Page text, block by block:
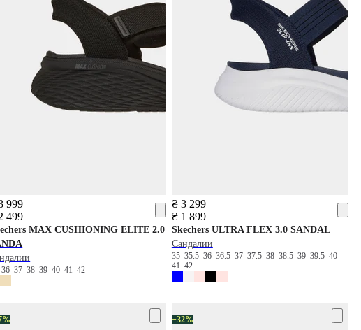
999
499
MAX CUSHIONING ELITE 2.0
36373839404142
₴ 3 299
₴ 1 899
SkechersULTRA FLEX 3.0 SANDAL
Сандалии
35 35.5 36 36.5 37 37.5 38 38.5 39 39.5 40
41 42
−32%